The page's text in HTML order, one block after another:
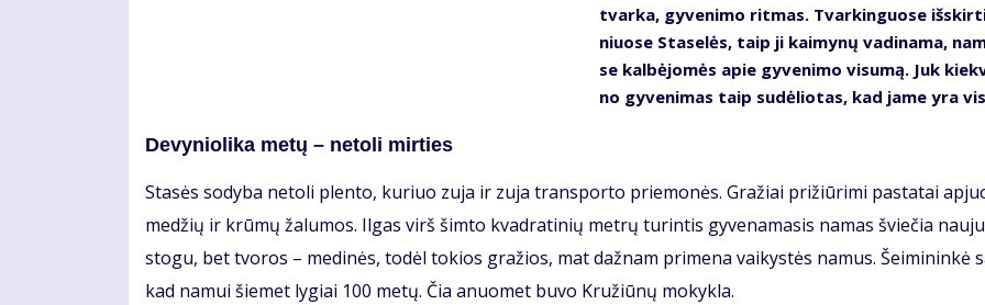
tvar­ka, gy­ve­ni­mo rit­mas. Tvar­kin­guo­se
niuo­se Sta­se­lės, taip ji kai­my­nų va­di­na­ma,
se kal­bė­jo­mės apie gy­ve­ni­mo vi­su­mą. Juk
no gy­ve­ni­mas taip su­dė­lio­tas, kad ja­me yra
De­vy­nio­li­ka me­tų – ne­to­li mir­ties
Sta­sės so­dy­ba ne­to­li plen­to, ku­riuo zu­ja ir zu­ja trans­por­to prie­mo­nės. Gra­žiai pri­žiū­ri­mi pa­sta­tai
me­džių ir krū­mų ža­lu­mos. Il­gas virš šim­to kvad­ra­ti­nių met­rų tu­rin­tis gy­ve­na­ma­sis na­mas švie­čia nau­ju
sto­gu, bet tvo­ros – me­di­nės, to­dėl to­kios gra­žios, mat daž­nam pri­me­na vai­kys­tės na­mus. Šei­mi­nin­kė
kad na­mui šie­met ly­giai 100 me­tų. Čia anuo­met bu­vo Kru­žiū­nų mo­kyk­la.